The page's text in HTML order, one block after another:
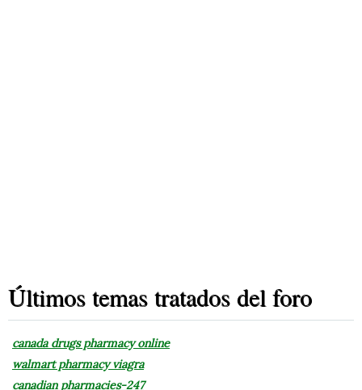
Últimos temas tratados del foro
canada drugs pharmacy online
walmart pharmacy viagra
canadian pharmacies-247